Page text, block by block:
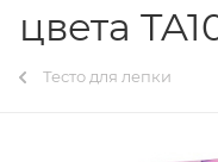
цвета
Тесто для лепки